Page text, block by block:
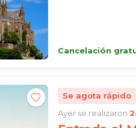
Cancelación
Se agota rápido
Ayer se realizaron